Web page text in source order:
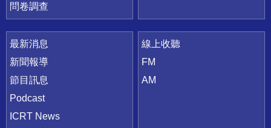
問卷調查
最新消息
新聞報導
節目訊息
Podcast
ICRT News
線上收聽
FM
AM